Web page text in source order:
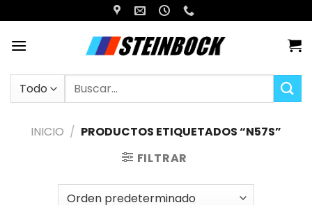
al
contenido
Buscar
INICIO / PRODUCTOS ETIQUETADOS “N57S”
FILTRAR